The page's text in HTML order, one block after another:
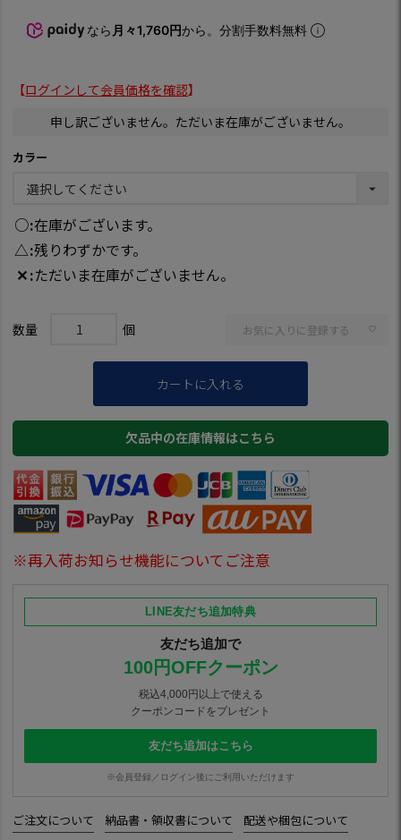
なら 月々1,760円から。分割手数料無料
【ログインして会員価格を確認】
申し訳ございません。ただいま在庫がございません。
カラー
○ 在庫がございます。
△ 残りわずかです。
✕ ただいま在庫がございません。
お気に入りに登録する
カートに入れる
欠品中の在庫情報はこちら
※再入荷お知らせ機能についてご注意
LINE友だち追加特典
友だち追加で
100円OFFクーポン
税込4,000円以上で使える
クーポンコードをプレゼント
友だち追加はこちら
※会員登録／ログイン後にご利用いただけます
ご注文について 納品書・領収書について 配送や梱包について